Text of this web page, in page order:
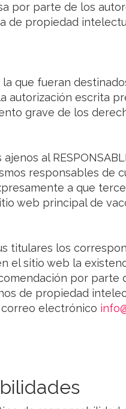
por parte de los
propiedad
que fueran
escrita
grave de los
al
responsables de
a que
web principal de
titulares los
el sitio web la
por parte
de propiedad
electrónico